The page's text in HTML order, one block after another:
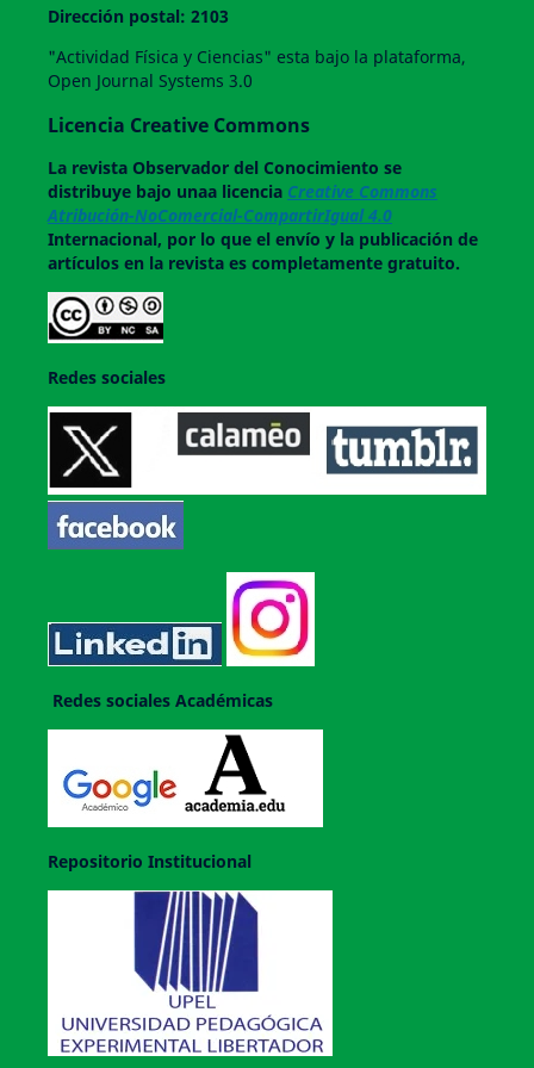
Dirección postal: 2103
"Actividad Física y Ciencias" esta bajo la plataforma,
Open Journal Systems 3.0
Licencia Creative Commons
La revistaObservador del Conocimiento se
distribuye bajo unaa licencia Creative Commons
Atribución-NoComercial-CompartirIgual 4.0
Internacional, por lo que el envío y la publicación de
artículos en la revista es completamente gratuito.
Redes sociales
Redes sociales Académicas
Repositorio Institucional